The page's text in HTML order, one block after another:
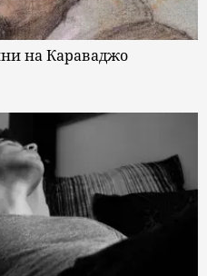
на Караваджо